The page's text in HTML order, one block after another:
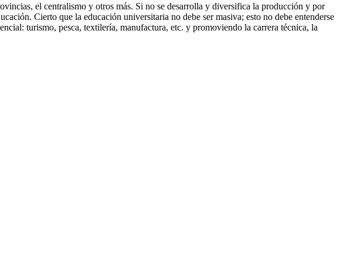
el centralismo y otros más. Si no se desarrolla y diversifica la producción y por
Cierto que la educación universitaria no debe ser masiva; esto no debe entenderse
turismo, pesca, textilería, manufactura, etc. y promoviendo la carrera técnica, la